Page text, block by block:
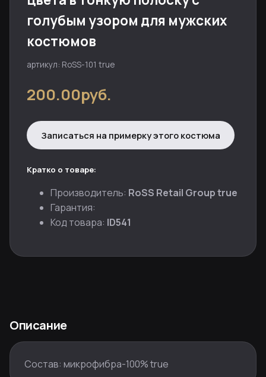
голубым узором для мужских
костюмов
артикул: RoSS-101 true
200.00руб.
Записаться на примерку этого костюма
Кратко о товаре:
Производитель: RoSS Retail Group true
Гарантия:
Код товара: ID541
Описание
Состав: микрофибра-100% true